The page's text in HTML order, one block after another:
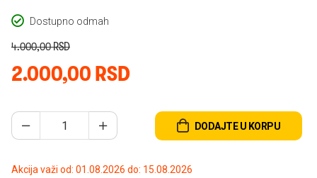
Dostupno odmah
2.000,00 RSD
4.000,00 RSD
DODAJTE U KORPU
Akcija važi od: 01.08.2026 do: 15.08.2026